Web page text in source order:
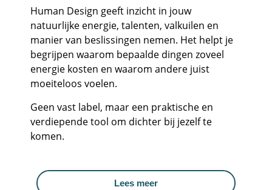
Human Design geeft inzicht in jouw
natuurlijke energie, talenten, valkuilen en
manier van beslissingen nemen. Het helpt je
begrijpen waarom bepaalde dingen zoveel
energie kosten en waarom andere juist
moeiteloos voelen.
Geen vast label, maar een praktische en
verdiepende tool om dichter bij jezelf te
komen.
Lees meer